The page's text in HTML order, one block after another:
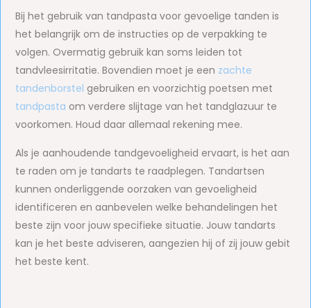
Bij het gebruik van tandpasta voor gevoelige tanden is
het belangrijk om de instructies op de verpakking te
volgen. Overmatig gebruik kan soms leiden tot
tandvleesirritatie. Bovendien moet je een zachte
tandenborstel gebruiken en voorzichtig poetsen met
tandpasta om verdere slijtage van het tandglazuur te
voorkomen. Houd daar allemaal rekening mee.
Als je aanhoudende tandgevoeligheid ervaart, is het aan
te raden om je tandarts te raadplegen. Tandartsen
kunnen onderliggende oorzaken van gevoeligheid
identificeren en aanbevelen welke behandelingen het
beste zijn voor jouw specifieke situatie. Jouw tandarts
kan je het beste adviseren, aangezien hij of zij jouw gebit
het beste kent.